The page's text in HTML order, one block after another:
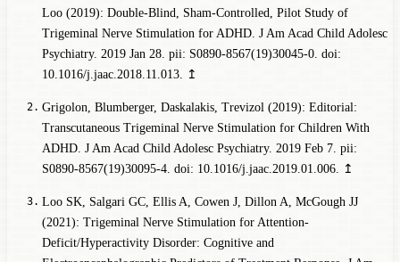
Loo (2019): Double-Blind, Sham-Controlled, Pilot Study of
Trigeminal Nerve Stimulation for ADHD. J Am Acad Child Adolesc
Psychiatry. 2019 Jan 28. pii: S0890-8567(19)30045-0. doi:
10.1016/j.jaac.2018.11.013.
↥
Grigolon, Blumberger, Daskalakis, Trevizol (2019): Editorial:
Transcutaneous Trigeminal Nerve Stimulation for Children With
ADHD. J Am Acad Child Adolesc Psychiatry. 2019 Feb 7. pii:
S0890-8567(19)30095-4. doi: 10.1016/j.jaac.2019.01.006.
↥
Loo SK, Salgari GC, Ellis A, Cowen J, Dillon A, McGough JJ
(2021): Trigeminal Nerve Stimulation for Attention-
Deficit/Hyperactivity Disorder: Cognitive and